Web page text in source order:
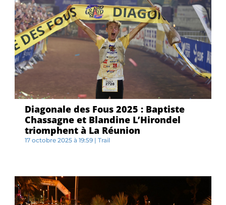
Diagonale des Fous 2025 : Baptiste
Chassagne et Blandine L’Hirondel
triomphent à La Réunion
17 octobre 2025 à 19:59 | Trail